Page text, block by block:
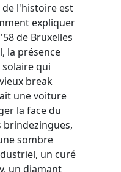
de l'histoire est
expliquer
de Bruxelles
la présence
solaire qui
break
une voiture
la face du
brindezingues,
sombre
un curé
un diamant